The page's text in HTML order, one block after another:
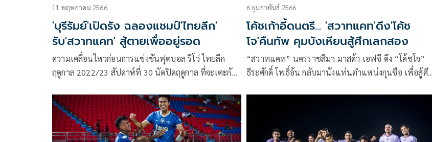
11 พฤษภาคม 2566
'บุรีรัมย์'เปิดรัง ฉลองแชมป์'ไทยลีก'
รับ'สวาทแคท' สู้ตายเพื่ออยู่รอด
ความเคลื่อนไหวก่อนการแข่งขันฟุตบอล รีโว่ ไทยลีก
ฤดูกาล 2022/23 สัปดาห์ที่ 30 นัดปิดฤดูกาล ที่จะเตะกัน
บ้านพบกับ นครราชสีมา มาสด้า เอฟซี ในวันศุกร์ที่ 12
พฤษภาคม 2566 เวลา 18.00 น. ถ่ายทอดสด AIS PLAY
6 กุมภาพันธ์ 2566
โค้ชเก้าอี้ดนตรี... 'สวาทแคท'ดึง'โค้ช
โจ'คืนทัพ คุมบังเหียนสู้ศึกเลกสอง
“สวาทแคท” นครราชสีมา มาสด้า เอฟซี ดึง “โค้ชโจ”
ธีระศักดิ์ โพธิ์อ้น กลับมานั่งแท่นตำแหน่งกุนซือ เพื่อสู้ศึก